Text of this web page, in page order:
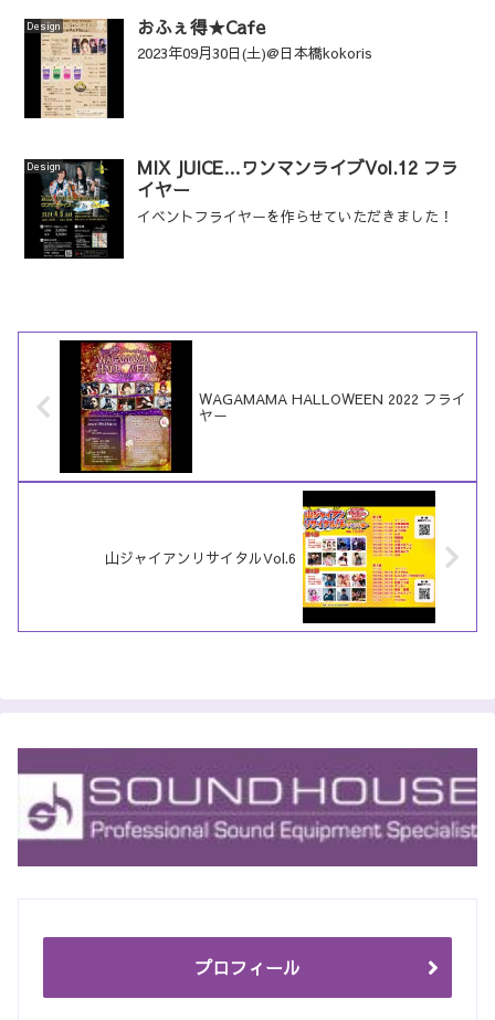
Design おふぇ得★Cafe
2023年09月30日(土)@日本橋kokoris
Design
MIX JUICE…ワンマンライブVol.12 フラ
イヤー
イベントフライヤーを作らせていただきました！
WAGAMAMA HALLOWEEN 2022 フライ
ヤー
山ジャイアンリサイタルVol.6
プロフィール